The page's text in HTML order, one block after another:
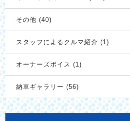
その他 (40)
スタッフによるクルマ紹介 (1)
オーナーズボイス (1)
納車ギャラリー (56)